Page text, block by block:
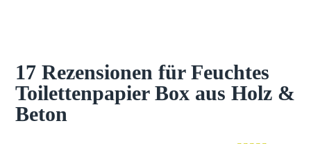
17 Rezensionen fürFeuchtes
Toilettenpapier Box aus Holz &
Beton